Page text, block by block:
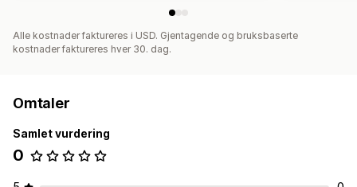
Alle kostnader faktureres i USD. Gjentagende og bruksbaserte
kostnader faktureres hver 30. dag.
Omtaler
Samlet vurdering
0